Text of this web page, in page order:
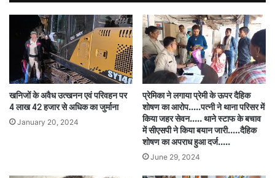
खनिजों के अवैध उत्खनन एवं परिवहन पर
4 लाख 42 हजार से अधिक का जुर्माना
January 20, 2024
प्रेमिका ने लगाया प्रेमी के ऊपर दैहिक
शोषण का आरोप…..पत्नी ने थाना परिसर में
किया जहर सेवन….. थाने स्टाफ के बचाव
में सीएसपी ने किया बयान जारी…..दैहिक
शोषण का अपराध हुआ दर्ज…..
June 29, 2024